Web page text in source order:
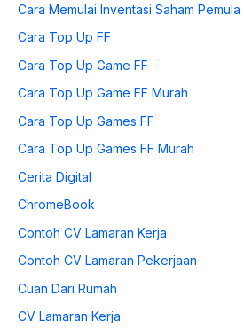
Cara Memulai Inventasi Saham Pemula
Cara Top Up FF
Cara Top Up Game FF
Cara Top Up Game FF Murah
Cara Top Up Games FF
Cara Top Up Games FF Murah
Cerita Digital
ChromeBook
Contoh CV Lamaran Kerja
Contoh CV Lamaran Pekerjaan
Cuan Dari Rumah
CV Lamaran Kerja